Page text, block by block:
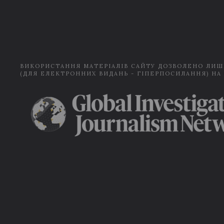
ВИКОРИСТАННЯ МАТЕРІАЛІВ САЙТУ ДОЗВОЛЕНО
(ДЛЯ ЕЛЕКТРОННИХ ВИДАНЬ - ГІПЕРПОСИЛАННЯ) НА